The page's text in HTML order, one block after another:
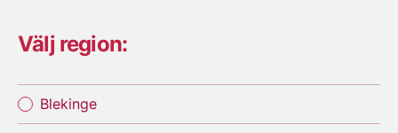
Välj region:
Blekinge